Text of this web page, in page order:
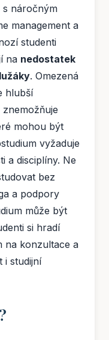
s náročným
management a
studenti
na nedostatek
. Omezená
hlubší
mohou být
vyžaduje
a disciplíny. Ne
bez
a podpory
může být
si hradí
na konzultace a
i studijní